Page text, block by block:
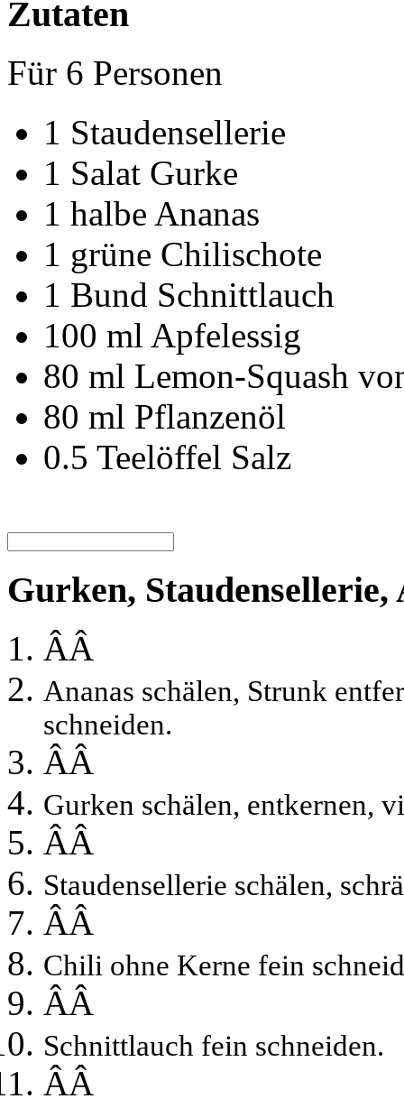
Zutaten
Für 6 Personen
1 Staudensellerie
1 Salat Gurke
1 halbe Ananas
1 grüne Chilischote
1 Bund Schnittlauch
100 ml Apfelessig
80 ml Lemon-Squash
80 ml Pflanzenöl
0.5 Teelöffel Salz
Gurken,
ÂÂ
Ananas schälen, Strunk
schneiden.
ÂÂ
Gurken schälen, entkernen,
ÂÂ
Staudensellerie schälen,
ÂÂ
Chili ohne Kerne fein
ÂÂ
Schnittlauch fein schneiden.
ÂÂ